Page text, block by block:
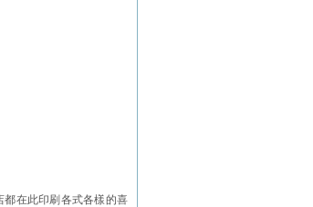
在此印刷各式各樣的喜